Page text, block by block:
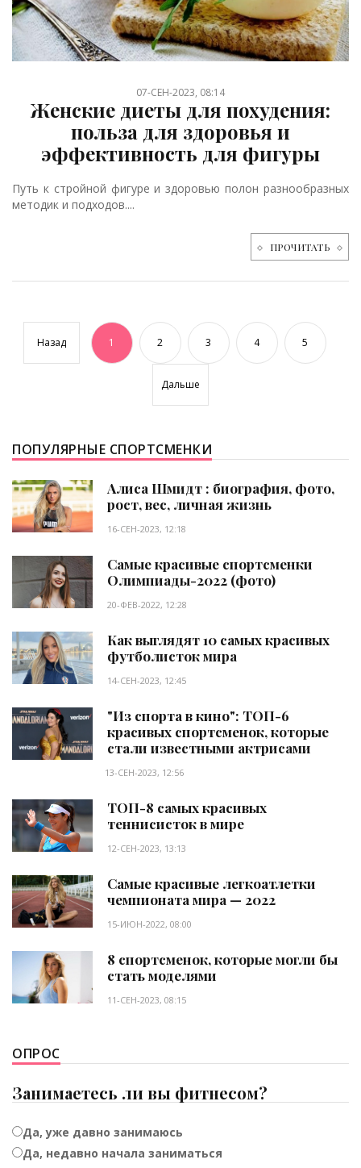
07-СЕН-2023, 08:14
Женские диеты для похудения:
польза для здоровья и
эффективность для фигуры
Путь к стройной фигуре и здоровью полон разнообразных
методик и подходов....
ПРОЧИТАТЬ
Назад 1 2 3 4 5
Дальше
ПОПУЛЯРНЫЕ СПОРТСМЕНКИ
Алиса Шмидт : биография, фото,
рост, вес, личная жизнь
16-СЕН-2023, 12:18
Самые красивые спортсменки
Олимпиады-2022 (фото)
20-ФЕВ-2022, 12:28
Как выглядят 10 самых красивых
футболисток мира
14-СЕН-2023, 12:45
"Из спорта в кино": ТОП-6
красивых спортсменок, которые
стали известными актрисами
13-СЕН-2023, 12:56
ТОП-8 самых красивых
теннисисток в мире
12-СЕН-2023, 13:13
Самые красивые легкоатлетки
чемпионата мира — 2022
15-ИЮН-2022, 08:00
8 спортсменок, которые могли бы
стать моделями
11-СЕН-2023, 08:15
ОПРОС
Занимаетесь ли вы фитнесом?
Да, уже давно занимаюсь
Да, недавно начала заниматься